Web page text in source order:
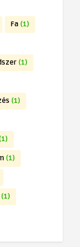
Fa (1)
(1)
(1)
(1)
(1)